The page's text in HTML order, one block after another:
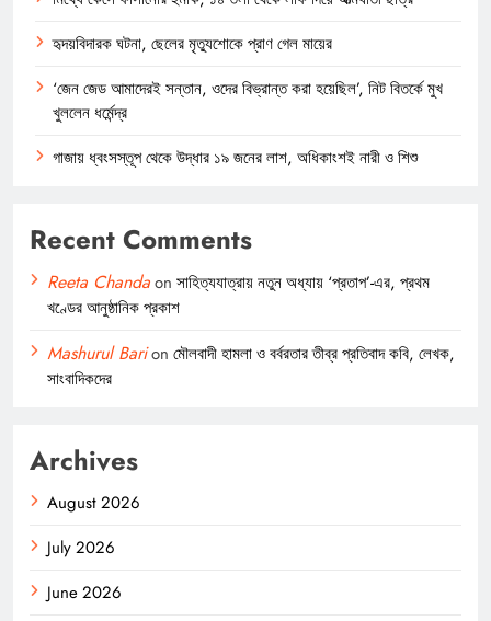
হৃদয়বিদারক ঘটনা, ছেলের মৃত্যুশোকে প্রাণ গেল মায়ের
‘জেন জেড আমাদেরই সন্তান, ওদের বিভ্রান্ত করা হয়েছিল’, নিট বিতর্কে মুখ
খুললেন ধর্মেন্দ্র
গাজায় ধ্বংসস্তূপ থেকে উদ্ধার ১৯ জনের লাশ, অধিকাংশই নারী ও শিশু
Recent Comments
Reeta Chandaon সাহিত্যযাত্রায় নতুন অধ্যায় ‘প্রতাপ’-এর, প্রথম
খণ্ডের আনুষ্ঠানিক প্রকাশ
Mashurul Barion মৌলবাদী হামলা ও বর্বরতার তীব্র প্রতিবাদ কবি, লেখক,
সাংবাদিকদের
Archives
August 2026
July 2026
June 2026